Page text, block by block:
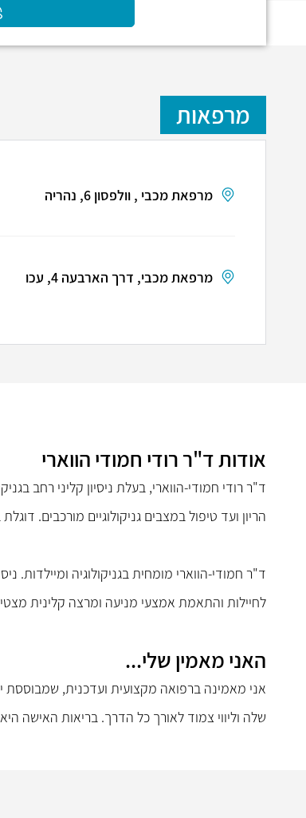
מרפאות
מרפאת מכבי , וולפסון 6, נהריה
מרפאת מכבי, דרך הארבעה 4, עכו
אודות ד"ר רודי חמודי הווארי
ד"ר רודי חמודי-הווארי, בעלת ניסיון קליני רחב
הריון ועד טיפול במצבים גניקולוגיים מורכבים.
ד"ר חמודי-הווארי מומחית בגניקולוגיה ומיילדות.
לחיילות והתאמת אמצעי מניעה ומרצה קלינית
האני מאמין שלי...
אני מאמינה ברפואה מקצועית ועדכנית, שמבוססת
שלה וליווי צמוד לאורך כל הדרך. בריאות האישה